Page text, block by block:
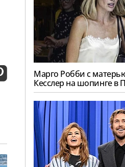
Марго Робби с
Кесслер на шопинге в